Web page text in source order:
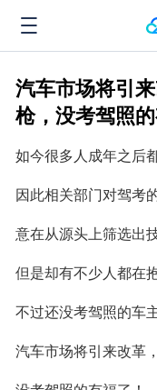
汽车市场将引
枪，没考驾照的
如今很多人成年之后
因此相关部门对驾考
意在从源头上筛选出
但是却有不少人都在
不过还没考驾照的车
汽车市场将引来改革